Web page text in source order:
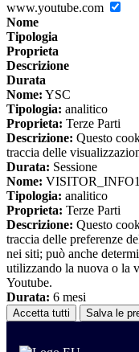
www.youtube.com
Nome
Tipologia
Proprieta
Descrizione
Durata
Nome: YSC
Tipologia: analitico
Proprieta: Terze Parti
Descrizione: Questo
traccia delle
Durata: Sessione
Nome:
Tipologia: analitico
Proprieta: Terze Parti
Descrizione: Questo
traccia delle preferenze
nei siti; può anche
utilizzando la nuova o la
Youtube.
Durata: 6 mesi
Accetta tutti Salva le